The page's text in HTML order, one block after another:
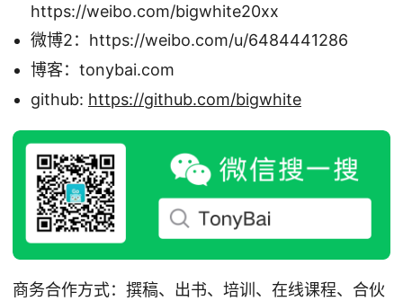
https://weibo.com/bigwhite20xx
微博2：https://weibo.com/u/6484441286
博客：tonybai.com
github: https://github.com/bigwhite
商务合作方式：撰稿、出书、培训、在线课程、合伙